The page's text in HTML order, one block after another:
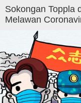
Sokongan Toppla
Melawan